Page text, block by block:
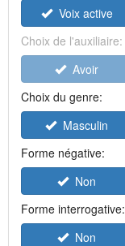
Voix active
Choix de l'auxiliaire:
Avoir
Choix du genre:
Masculin
Forme négative:
Non
Forme interrogative:
Non